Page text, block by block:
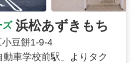
ズ 浜松あずきもち
豆餅1-9-4
車学校前駅」よりタク